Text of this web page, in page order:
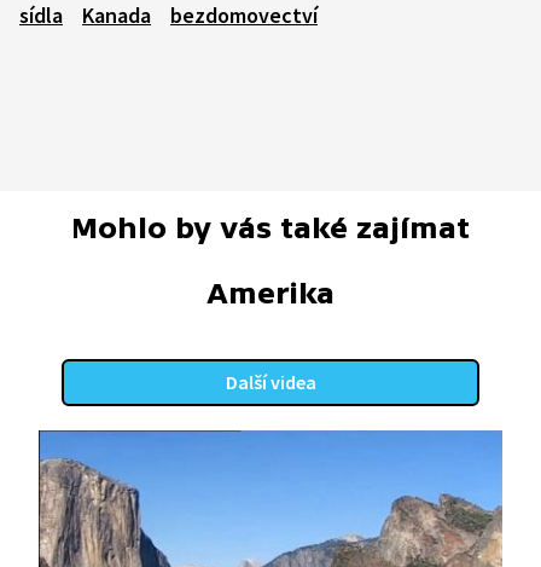
sídla
Kanada bezdomovectví
Mohlo by vás také zajímat
Amerika
Další videa